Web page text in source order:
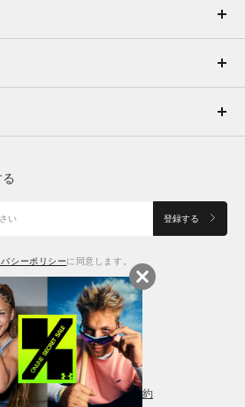
登録する
シーポリシーに同意します。
づく通販の表記 会員規約